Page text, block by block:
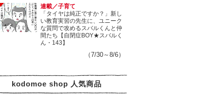
連載／子育て
「タイヤは純正ですか？」新し
い教育実習の先生に、ユニーク
な質問で攻めるスバルくんと仲
間たち【自閉症BOY★スバルく
ん・143】
（7/30～8/6）
kodomoe shop 人気商品